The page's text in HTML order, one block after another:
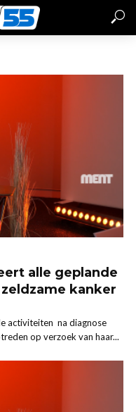
alle geplande
kanker
activiteiten na diagnose
op verzoek van haar...